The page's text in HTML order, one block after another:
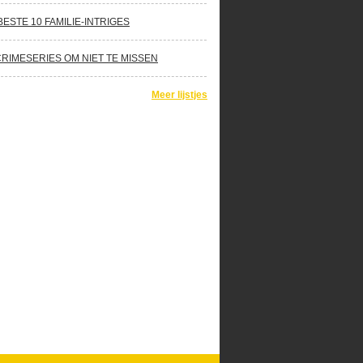
10 FAMILIE-INTRIGES
OM NIET TE MISSEN
Meer lijstjes